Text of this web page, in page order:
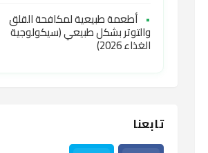
• أطعمة طبيعية لمكافحة القلق
والتوتر بشكل طبيعي (سيكولوجية
الغذاء 2026)
تابعنا